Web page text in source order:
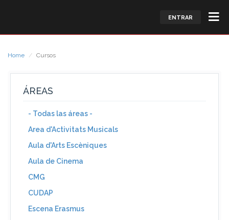
ENTRAR
Home Cursos
ÁREAS
- Todas las áreas -
Area d'Activitats Musicals
Aula d'Arts Escèniques
Aula de Cinema
CMG
CUDAP
Escena Erasmus